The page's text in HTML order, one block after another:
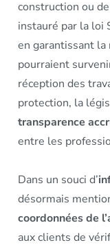
construction ou
instauré par la loi
en garantissant la
pourraient
réception des
protection, la
transparence
entre les
Dans un souci d’
désormais
coordonnées de
aux clients de